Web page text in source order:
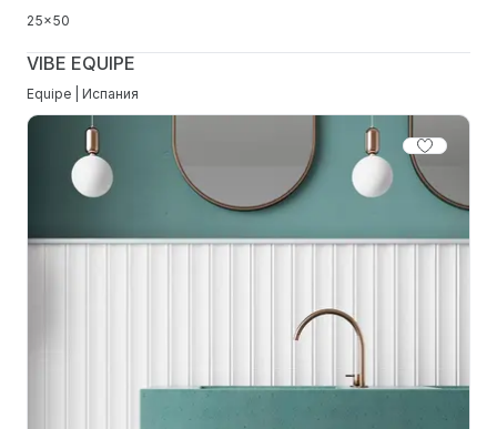
25x50
VIBE EQUIPE
Equipe | Испания